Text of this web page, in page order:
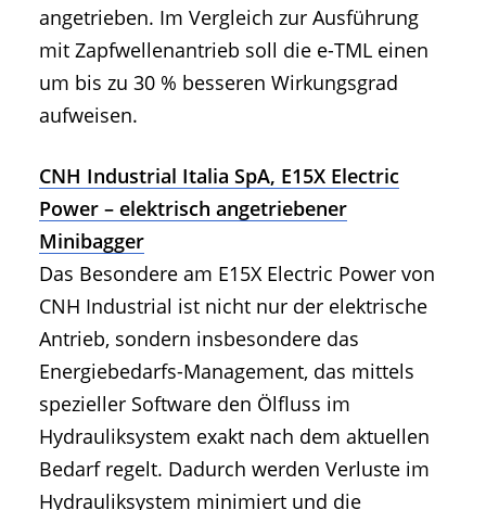
angetrieben. Im Vergleich zur Ausführung
mit Zapfwellenantrieb soll die e-TML einen
um bis zu 30 % besseren Wirkungsgrad
aufweisen.
CNH Industrial Italia SpA, E15X Electric
Power – elektrisch angetriebener
Minibagger
Das Besondere am E15X Electric Power von
CNH Industrial ist nicht nur der elektrische
Antrieb, sondern insbesondere das
Energiebedarfs-Management, das mittels
spezieller Software den Ölfluss im
Hydrauliksystem exakt nach dem aktuellen
Bedarf regelt. Dadurch werden Verluste im
Hydrauliksystem minimiert und die